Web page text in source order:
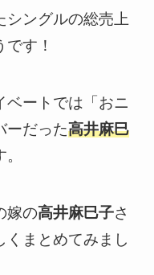
シングルの総売上
す！
ベートでは「おニ
ーだった高井麻巳
嫁の高井麻巳子さ
くまとめてみまし